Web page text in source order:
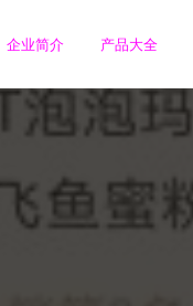
企业简介 产品大全